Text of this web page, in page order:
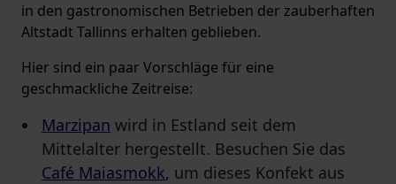
in den gastronomischen Betrieben der zauberhaften
Altstadt Tallinns erhalten geblieben.
Hier sind ein paar Vorschläge für eine
geschmackliche Zeitreise:
Marzipan wird in Estland seit dem
Mittelalter hergestellt. Besuchen Sie das
Café Maiasmokk, um dieses Konfekt aus